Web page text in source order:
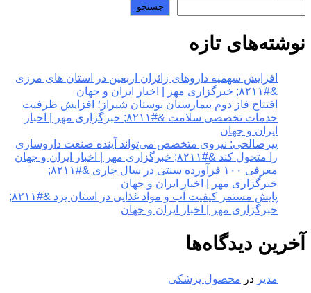
جستجو
نوشته‌های تازه
افزایش سهمیه داروهای زائران اربعین در استان های مرزی
&#۸۲۱۱; خبرگزاری مهر | اخبار ایران و جهان
افتتاح فاز دوم بیمارستان بوستان شیراز؛ افزایش ظرفیت
خدمات تخصصی سلامت &#۸۲۱۱; خبرگزاری مهر | اخبار
ایران و جهان
پیرصالحی: نیروی متخصص می‌تواند آینده صنعت داروسازی
را متحول کند &#۸۲۱۱; خبرگزاری مهر | اخبار ایران و جهان
معرفی ۱۰۰ فرآورده سنتی در سال جاری &#۸۲۱۱;
خبرگزاری مهر | اخبار ایران و جهان
پایش مستمر کیفیت آب و مواد غذایی در استان یزد &#۸۲۱۱;
خبرگزاری مهر | اخبار ایران و جهان
آخرین دیدگاه‌ها
مدیر در محصول پزشکی